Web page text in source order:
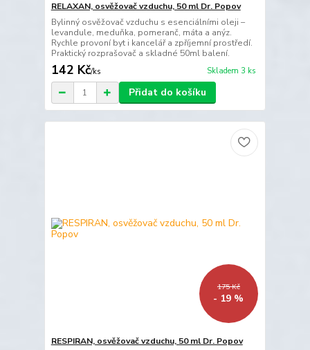
RELAXAN, osvěžovač vzduchu, 50 ml Dr. Popov
Bylinný osvěžovač vzduchu s esenciálními oleji –
levandule, meduňka, pomeranč, máta a anýz.
Rychle provoní byt i kancelář a zpříjemní prostředí.
Praktický rozprašovač a skladné 50ml balení.
142 Kč/ks Skladem 3 ks
Přidat do košíku
175 Kč
- 19 %
RESPIRAN, osvěžovač vzduchu, 50 ml Dr. Popov